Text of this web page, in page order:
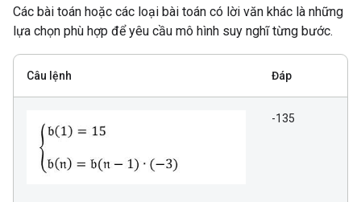
Các bài toán hoặc các loại bài toán có lời văn khác là những
lựa chọn phù hợp để yêu cầu mô hình suy nghĩ từng bước.
Câu lệnh Đáp
-135